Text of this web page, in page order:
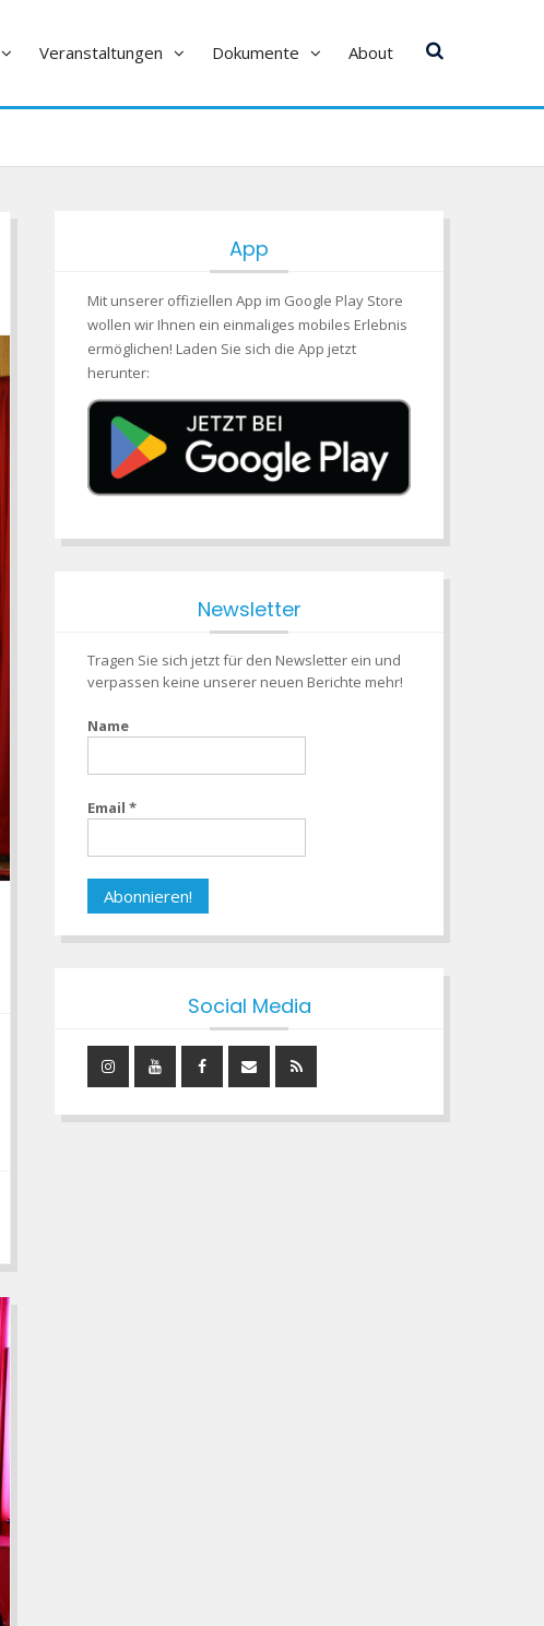
Veranstaltungen Dokumente About
App
Mit unserer offiziellen App im Google Play Store
wollen wir Ihnen ein einmaliges mobiles Erlebnis
ermöglichen! Laden Sie sich die App jetzt
herunter:
Newsletter
Tragen Sie sich jetzt für den Newsletter ein und
verpassen keine unserer neuen Berichte mehr!
Name
Email *
Social Media